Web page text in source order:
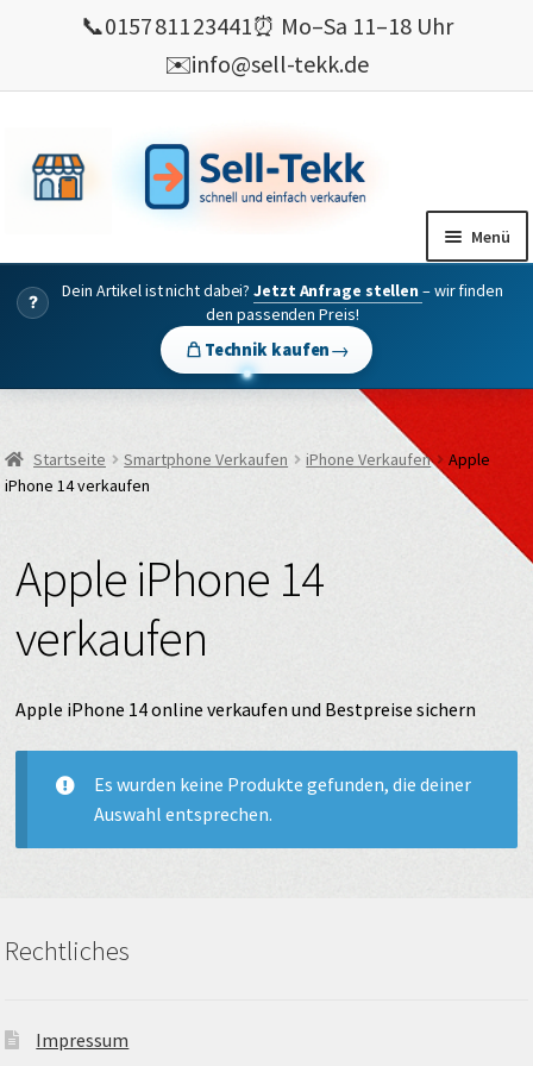
📞0157 811 23441⏰ Mo–Sa 11–18 Uhr
✉️info@sell-tekk.de
springen
springen
Menü
Mein Konto
verkaufen
💰 Bonusprogramm
?
Dein Artikel ist nicht dabei?Jetzt Anfrage stellen – wir finden
den passenden Preis!
Technik kaufen→
Startseite Smartphone Verkaufen iPhone Verkaufen
Apple
iPhone 14 verkaufen
Apple iPhone 14
verkaufen
Apple iPhone 14 online verkaufen und Bestpreise sichern
Es wurden keine Produkte gefunden, die deiner
Auswahl entsprechen.
Rechtliches
Impressum